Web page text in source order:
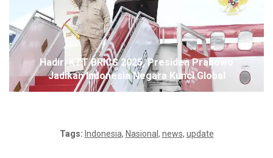
Hadiri KTT BRICS 2025, Presiden Prabowo
Jadikan Indonesia Negara Kunci Global
Tags: Indonesia, Nasional, news, update